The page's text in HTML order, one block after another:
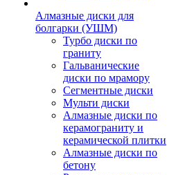
Алмазные диски для
болгарки (УШМ)
Турбо диски по
граниту
Гальванические
диски по мрамору
Сегментные диски
Мульти диски
Алмазные диски по
керамограниту и
керамической плитки
Алмазные диски по
бетону